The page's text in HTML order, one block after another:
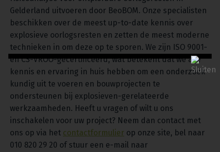
Gelderland uitvoeren door BeoBOM. Onze specialisten
beschikken over de meest up-to-date kennis over
explosieve oorlogsresten en zetten de meest moderne
technieken in om deze op te sporen. We zijn ISO 9001-
en CS-VROO-gecertificeerd, wat betekent dat we alle
kennis en ervaring in huis hebben om een onderzoek
kundig uit te voeren en bouwprojecten te
ondersteunen bij explosieven-gerelateerde
werkzaamheden. Heeft u vragen of wilt u ons
inschakelen voor uw project? Neem dan contact met
ons op via het contactformulier op onze site, bel naar
010 820 29 20 of stuur een e-mail naar